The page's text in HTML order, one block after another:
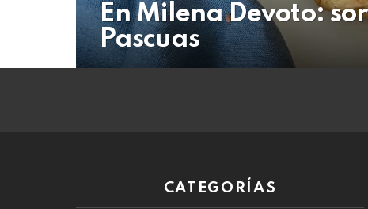
En Milena Devoto:
Pascuas
CATEGORÍAS